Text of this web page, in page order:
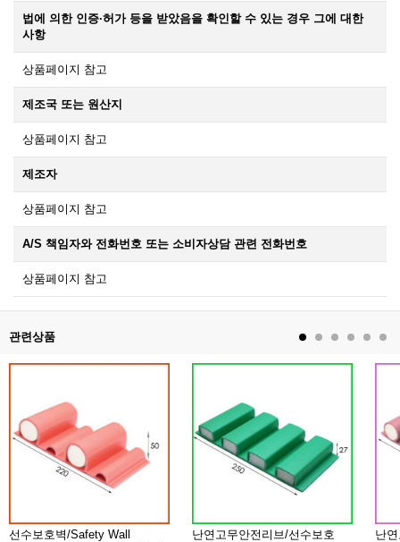
법에 의한 인증·허가 등을 받았음을 확인할 수 있는 경우 그에 대한
사항
상품페이지 참고
제조국 또는 원산지
상품페이지 참고
제조자
상품페이지 참고
A/S 책임자와 전화번호 또는 소비자상담 관련 전화번호
상품페이지 참고
관련상품
선수보호벽/Safety Wall
난연고무안전리브/선수보호
난